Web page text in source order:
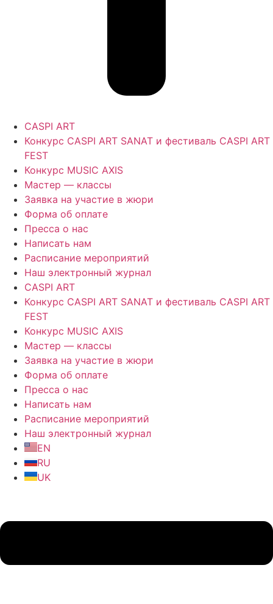
CASPI ART
Конкурс CASPI ART SANAT и фестиваль CASPI ART
FEST
Конкурс MUSIC AXIS
Мастер — классы
Заявка на участие в жюри
Форма об оплате
Пресса о нас
Написать нам
Расписание мероприятий
Наш электронный журнал
CASPI ART
Конкурс CASPI ART SANAT и фестиваль CASPI ART
FEST
Конкурс MUSIC AXIS
Мастер — классы
Заявка на участие в жюри
Форма об оплате
Пресса о нас
Написать нам
Расписание мероприятий
Наш электронный журнал
EN
RU
UK